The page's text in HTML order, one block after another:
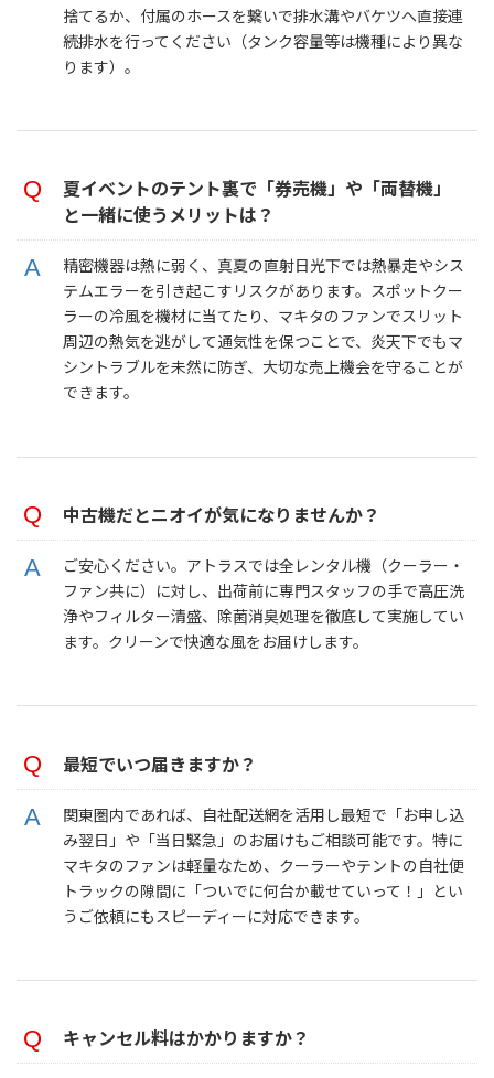
捨てるか、付属のホースを繋いで排水溝やバケツへ直接連
続排水を行ってください（タンク容量等は機種により異な
ります）。
夏イベントのテント裏で「券売機」や「両替機」
と一緒に使うメリットは？
精密機器は熱に弱く、真夏の直射日光下では熱暴走やシス
テムエラーを引き起こすリスクがあります。スポットクー
ラーの冷風を機材に当てたり、マキタのファンでスリット
周辺の熱気を逃がして通気性を保つことで、炎天下でもマ
シントラブルを未然に防ぎ、大切な売上機会を守ることが
できます。
中古機だとニオイが気になりませんか？
ご安心ください。アトラスでは全レンタル機（クーラー・
ファン共に）に対し、出荷前に専門スタッフの手で高圧洗
浄やフィルター清盛、除菌消臭処理を徹底して実施してい
ます。クリーンで快適な風をお届けします。
最短でいつ届きますか？
関東圏内であれば、自社配送網を活用し最短で「お申し込
み翌日」や「当日緊急」のお届けもご相談可能です。特に
マキタのファンは軽量なため、クーラーやテントの自社便
トラックの隙間に「ついでに何台か載せていって！」とい
うご依頼にもスピーディーに対応できます。
キャンセル料はかかりますか？